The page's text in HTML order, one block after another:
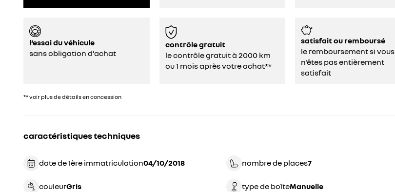
l’essai du véhicule
sans obligation d’achat
contrôle gratuit
le contrôle gratuit à 2000 km
ou 1 mois après votre achat**
satisfait ou remboursé
le remboursement si vous
n'êtes pas entièrement
satisfait
** voir plus de détails en concession
caractéristiques techniques
date de 1ère immatriculation 04/10/2018
couleur gris
nombre de places7
type de boîte manuelle